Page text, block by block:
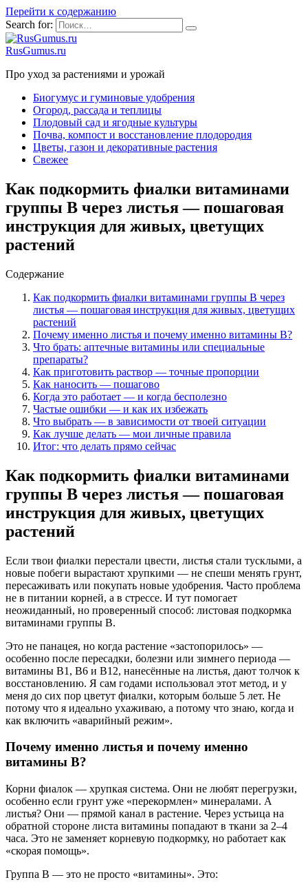
Перейти к содержанию
Search for:
RusGumus.ru
Про уход за растениями и урожай
Биогумус и гуминовые удобрения
Огород, рассада и теплицы
Плодовый сад и ягодные культуры
Почва, компост и восстановление плодородия
Цветы, газон и декоративные растения
Свежее
Как подкормить фиалки витаминами
группы B через листья — пошаговая
инструкция для живых, цветущих
растений
Содержание
Как подкормить фиалки витаминами группы B через
листья — пошаговая инструкция для живых, цветущих
растений
Почему именно листья и почему именно витамины B?
Что брать: аптечные витамины или специальные
препараты?
Как приготовить раствор — точные пропорции
Как наносить — пошагово
Когда это работает — и когда бесполезно
Частые ошибки — и как их избежать
Что выбрать — в зависимости от твоей ситуации
Как лучше делать — мои личные правила
Итог: что делать прямо сейчас
Как подкормить фиалки витаминами
группы B через листья — пошаговая
инструкция для живых, цветущих
растений
Если твои фиалки перестали цвести, листья стали тусклыми, а
новые побеги вырастают хрупкими — не спеши менять грунт,
пересаживать или покупать новые удобрения. Часто проблема
не в питании корней, а в стрессе. И тут помогает
неожиданный, но проверенный способ: листовая подкормка
витаминами группы B.
Это не панацея, но когда растение «застопорилось» —
особенно после пересадки, болезни или зимнего периода —
витамины B1, B6 и B12, нанесённые на листья, дают толчок к
восстановлению. Я сам годами использовал этот метод, и у
меня до сих пор цветут фиалки, которым больше 5 лет. Не
потому что я идеально ухаживаю, а потому что знаю, когда и
как включить «аварийный режим».
Почему именно листья и почему именно
витамины B?
Корни фиалок — хрупкая система. Они не любят перегрузки,
особенно если грунт уже «перекормлен» минералами. А
листья? Они — прямой канал в растение. Через устьица на
обратной стороне листа витамины попадают в ткани за 2–4
часа. Это не заменяет корневую подкормку, но работает как
«скорая помощь».
Группа B — это не просто «витамины». Это: